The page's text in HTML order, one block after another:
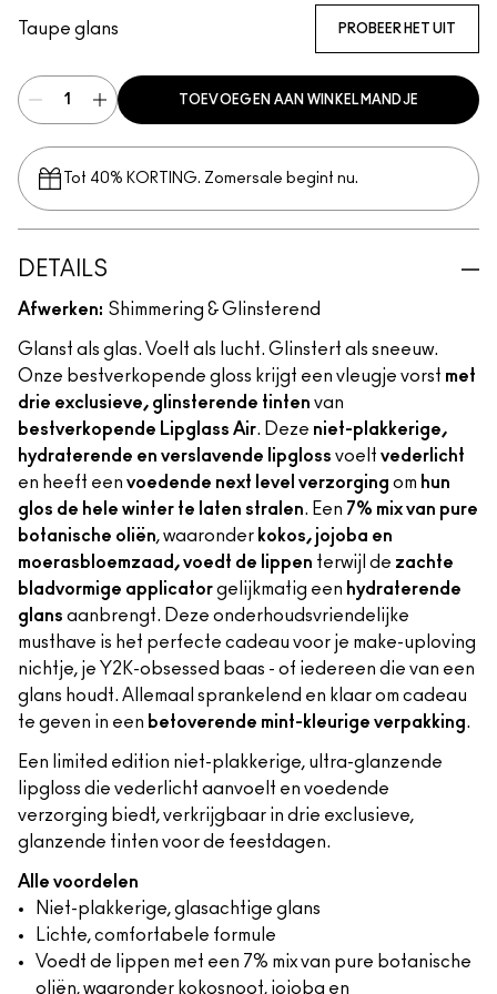
Taupe glans PROBEER HET UIT
TOEVOEGEN AAN WINKELMANDJE
Tot 40% KORTING. Zomersale begint nu.
DETAILS
Afwerken: Shimmering & Glinsterend
Glanst als glas. Voelt als lucht. Glinstert als sneeuw.
Onze bestverkopende gloss krijgt een vleugje vorst met
drie exclusieve, glinsterende tinten van
bestverkopende Lipglass Air. Deze niet-plakkerige,
hydraterende en verslavende lipgloss voelt vederlicht
en heeft een voedende next level verzorging om hun
glos de hele winter te laten stralen. Een 7% mix van pure
botanische oliën, waaronder kokos, jojoba en
moerasbloemzaad, voedt de lippen terwijl de zachte
bladvormige applicatorgelijkmatig een hydraterende
glans aanbrengt. Deze onderhoudsvriendelijke
musthave is het perfecte cadeau voor je make-uploving
nichtje, je Y2K-obsessed baas - of iedereen die van een
glans houdt. Allemaal sprankelend en klaar om cadeau
te geven in een betoverende mint-kleurige verpakking.
Een limited edition niet-plakkerige, ultra-glanzende
lipgloss die vederlicht aanvoelt en voedende
verzorging biedt, verkrijgbaar in drie exclusieve,
glanzende tinten voor de feestdagen.
Alle voordelen
Niet-plakkerige, glasachtige glans
Lichte, comfortabele formule
Voedt de lippen met een 7% mix van pure botanische
oliën, waaronder kokosnoot, jojoba en